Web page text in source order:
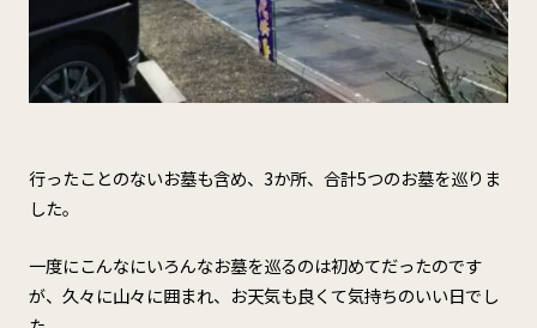
行ったことのないお墓も含め、3か所、合計5つのお墓を巡りま
した。
一度にこんなにいろんなお墓を巡るのは初めてだったのです
が、久々に山々に囲まれ、お天気も良くて気持ちのいい日でし